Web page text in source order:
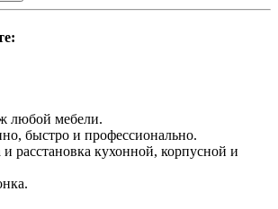
любой мебели.
быстро и профессионально.
расстановка кухонной, корпусной и